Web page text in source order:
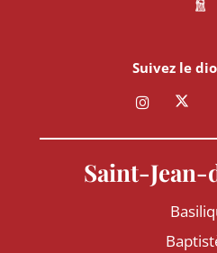
Suivez le
Saint-